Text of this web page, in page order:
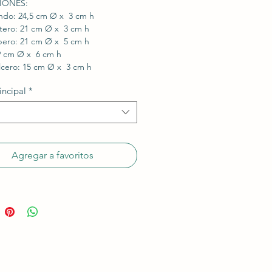
24,5 cm Ø x 3 cm h
21 cm Ø x 3 cm h
21 cm Ø x 5 cm h
cm Ø x 6 cm h
15 cm Ø x 3 cm h
*
Agregar a favoritos